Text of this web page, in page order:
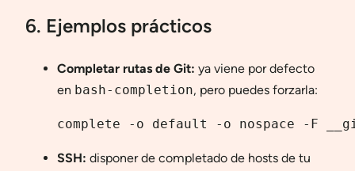
6. Ejemplos prácticos
Completar rutas de Git: ya viene por defecto
en bash-completion, pero puedes forzarla:
complete -o default -o nospace -F
SSH: disponer de completado de hosts de tu